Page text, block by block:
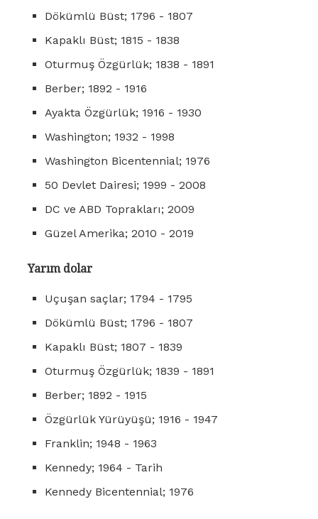
Dökümlü Büst; 1796 - 1807
Kapaklı Büst; 1815 - 1838
Oturmuş Özgürlük; 1838 - 1891
Berber; 1892 - 1916
Ayakta Özgürlük; 1916 - 1930
Washington; 1932 - 1998
Washington Bicentennial; 1976
50 Devlet Dairesi; 1999 - 2008
DC ve ABD Toprakları; 2009
Güzel Amerika; 2010 - 2019
Yarım dolar
Uçuşan saçlar; 1794 - 1795
Dökümlü Büst; 1796 - 1807
Kapaklı Büst; 1807 - 1839
Oturmuş Özgürlük; 1839 - 1891
Berber; 1892 - 1915
Özgürlük Yürüyüşü; 1916 - 1947
Franklin; 1948 - 1963
Kennedy; 1964 - Tarih
Kennedy Bicentennial; 1976